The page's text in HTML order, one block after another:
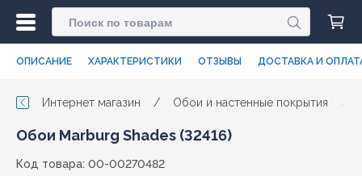
ОПИСАНИЕ ХАРАКТЕРИСТИКИ ОТЗЫВЫ ДОСТАВКА И
Интернет магазин / Обои и настенные покрытия
Обои Marburg Shades (32416)
Код товара: 00-00270482